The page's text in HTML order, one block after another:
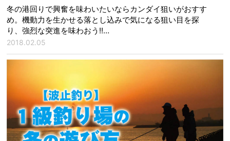
冬の港回りで興奮を味わいたいならカンダイ狙いがおすす
め。機動力を生かせる落とし込みで気になる狙い目を探
り、強烈な突進を味わおう!!…
2018.02.05